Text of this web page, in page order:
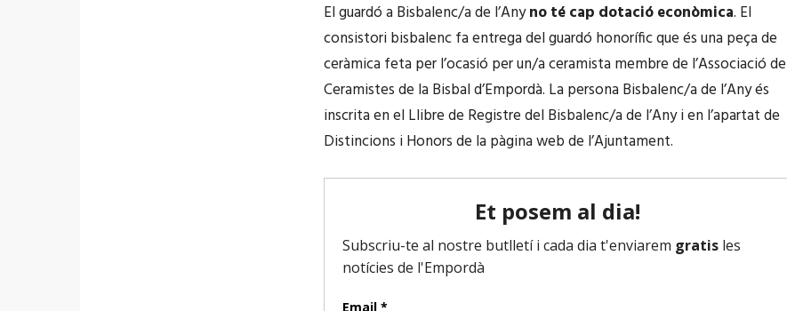
El guardó a Bisbalenc/a de l’Anyno té cap dotació econòmica. El
consistori bisbalenc fa entrega del guardó honorífic que és una peça de
ceràmica feta per l’ocasió per un/a ceramista membre de l’Associació de
Ceramistes de la Bisbal d’Empordà. La persona Bisbalenc/a de l’Any és
inscrita en el Llibre de Registre del Bisbalenc/a de l’Any i en l’apartat de
Distincions i Honors de la pàgina web de l’Ajuntament.